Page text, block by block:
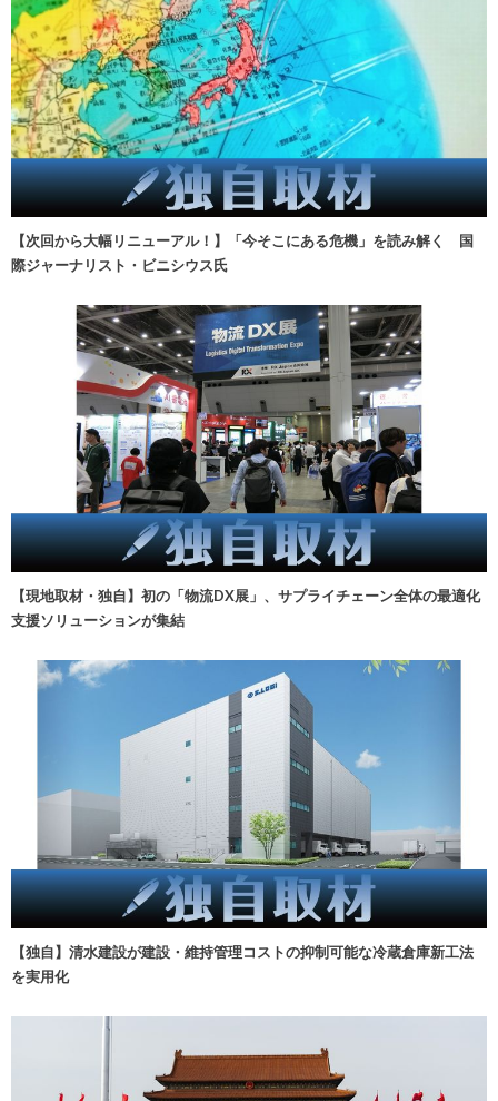
【次回から大幅リニューアル！】「今そこにある危機」を読み解く 国
際ジャーナリスト・ビニシウス氏
【現地取材・独自】初の「物流DX展」、サプライチェーン全体の最適化
支援ソリューションが集結
【独自】清水建設が建設・維持管理コストの抑制可能な冷蔵倉庫新工法
を実用化